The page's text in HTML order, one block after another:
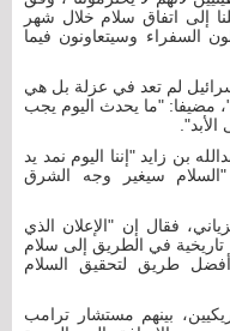
إلى اتفاق سلام خلال شهر
السفراء وسيتعاونون فيما
لم تعد في عزلة بل هي
مضيفا: "ما يحدث اليوم يجب
بن زايد "إننا اليوم نمد يد
سيغير وجه الشرق
فقال إن "الإعلان الذي
في الطريق إلى سلام
أفضل طريق لتحقيق السلام
بينهم مستشار ترامب